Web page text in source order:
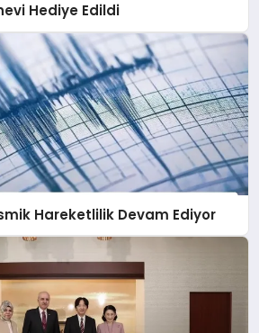
Hediye Edildi
Hareketlilik Devam Ediyor